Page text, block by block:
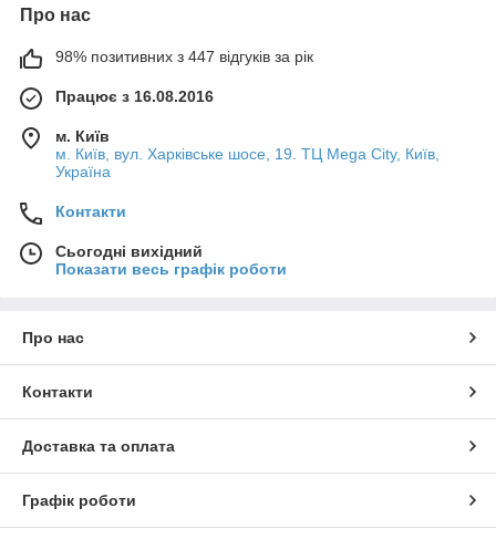
Про нас
98% позитивних з 447 відгуків за рік
Працює з 16.08.2016
м. Київ
м. Київ, вул. Харківське шосе, 19. ТЦ Mega City, Київ,
Україна
Контакти
Сьогодні вихідний
Показати весь графік роботи
Про нас
Контакти
Доставка та оплата
Графік роботи